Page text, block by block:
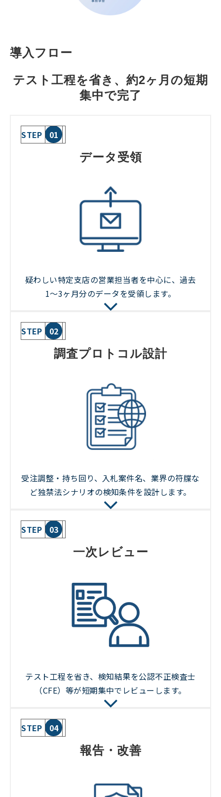
導入フロー
テスト工程を省き、約2ヶ月の短期
集中で完了
STEP 01
データ受領
疑わしい特定支店の営業担当者を中心に、過去
1〜3ヶ月分のデータを受領します。
STEP 02
調査プロトコル設計
受注調整・持ち回り、入札案件名、業界の符牒な
ど独禁法シナリオの検知条件を設計します。
STEP 03
一次レビュー
テスト工程を省き、検知結果を公認不正検査士
（CFE）等が短期集中でレビューします。
STEP 04
報告・改善